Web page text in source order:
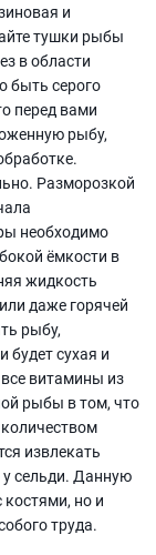
и
тушки рыбы
в области
быть серого
перед вами
рыбу,
Разморозкой
необходимо
ёмкости в
жидкость
даже горячей
рыбу,
будет сухая и
витамины из
рыбы в том, что
извлекать
у сельди. Данную
но и
труда.